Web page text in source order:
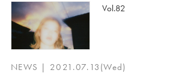
Vol.82
NEWS | 2021.07.13(Wed)